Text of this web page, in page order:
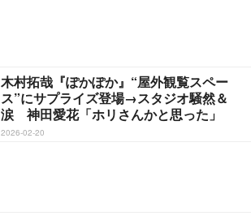
木村拓哉『ぽかぽか』“屋外観覧スペー
ス”にサプライズ登場→スタジオ騒然＆
涙 神田愛花「ホリさんかと思った」
2026-02-20